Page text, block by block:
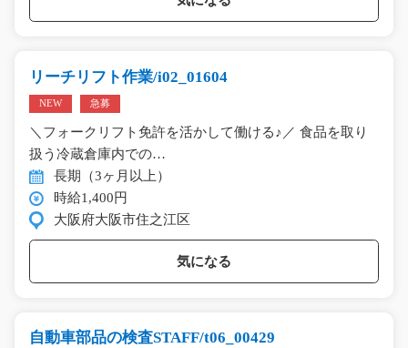
リーチリフト作業/i02_01604
NEW 急募
＼フォークリフト免許を活かして働ける♪／ 食品を取り
扱う冷蔵倉庫内での…
長期（3ヶ月以上）
時給1,400円
大阪府大阪市住之江区
気になる
自動車部品の検査STAFF/t06_00429